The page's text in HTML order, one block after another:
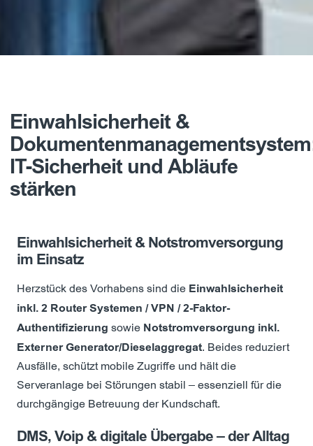
Einwahlsicherheit &
IT-Sicherheit und Abläufe
stärken
Einwahlsicherheit & Notstromversorgung
im Einsatz
Herzstück des Vorhabens sind die Einwahlsicherheit
inkl. 2 Router Systemen / VPN / 2-Faktor-
Authentifizierung sowie Notstromversorgung inkl.
Externer Generator/Dieselaggregat. Beides reduziert
Ausfälle, schützt mobile Zugriffe und hält die
Serveranlage bei Störungen stabil – essenziell für die
durchgängige Betreuung der Kundschaft.
DMS, Voip & digitale Übergabe – der Alltag